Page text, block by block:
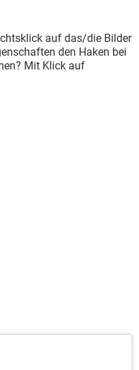
auf das/die Bilder
den Haken bei
Mit Klick auf